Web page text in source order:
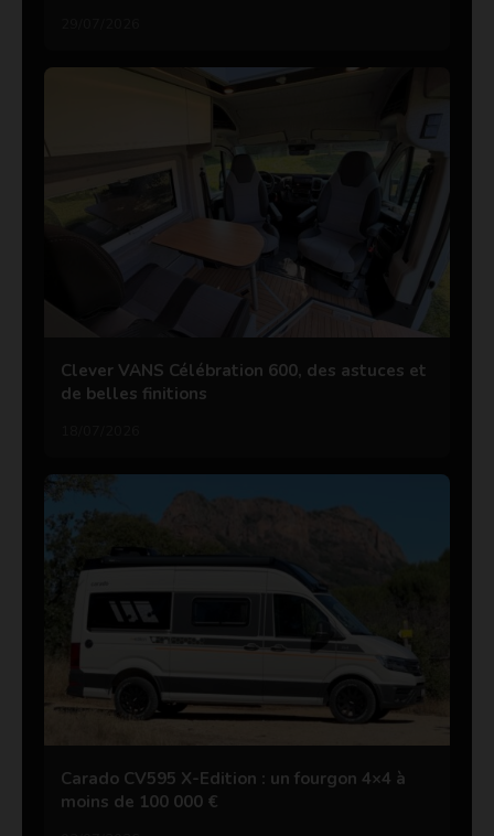
Clever VANS Célébration 600, des astuces et
de belles finitions
Carado CV595 X-Edition : un fourgon 4×4 à
moins de 100 000 €